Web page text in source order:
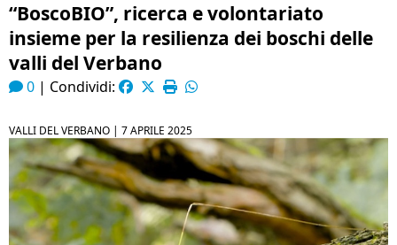
“BoscoBIO”, ricerca e volontariato
insieme per la resilienza dei boschi delle
valli del Verbano
0 | Condividi:
VALLI DEL VERBANO | 7 APRILE 2025